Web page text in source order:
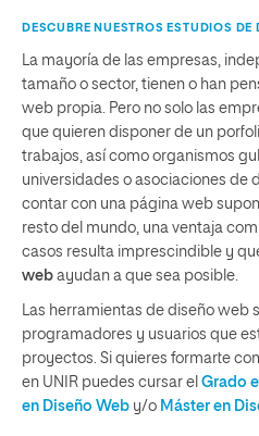
DESCUBRE NUESTROS ESTUDIOS DE
La mayoría de las empresas,
tamaño o sector, tienen o han
web propia. Pero no solo las
que quieren disponer de un
trabajos, así como organismos
universidades o asociaciones de
contar con una página web
resto del mundo, una ventaja
casos resulta imprescindible y
web ayudan a que sea posible.
Las herramientas de diseño web
programadores y usuarios que
proyectos. Si quieres formarte
en UNIR puedes cursar el Grado
en Diseño Web y/o Máster en